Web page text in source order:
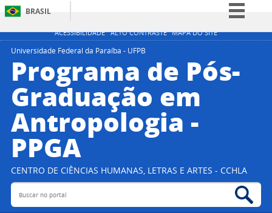
ACESSIBILIDADE ALTO CONTRASTE MAPA DO SITE
BRASIL
Simplifique!
Participe
Legislação
Canais
Universidade Federal da Paraíba - UFPB
Programa de Pós-
Graduação em
Antropologia -
PPGA
CENTRO DE CIÊNCIAS HUMANAS, LETRAS E ARTES - CCHLA
Buscar no portal